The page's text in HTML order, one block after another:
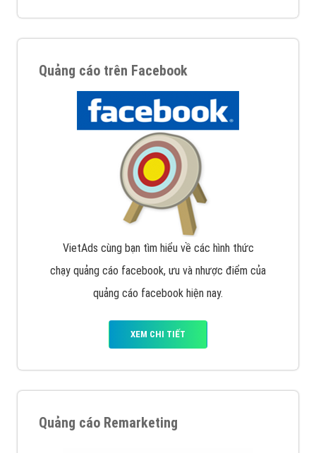
Quảng cáo trên Facebook
VietAds cùng bạn tìm hiểu về các hình thức
chạy quảng cáo facebook, ưu và nhược điểm của
quảng cáo facebook hiện nay.
XEM CHI TIẾT
Quảng cáo Remarketing